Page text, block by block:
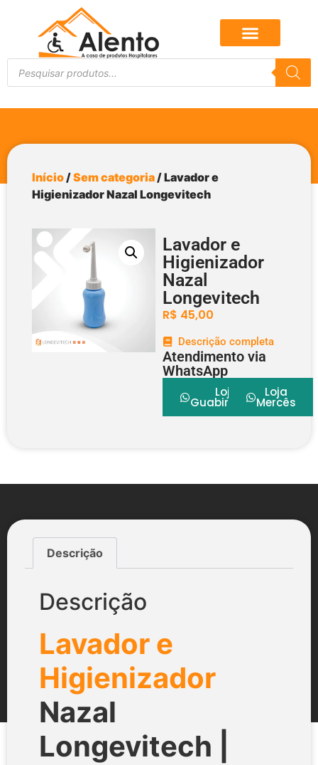
Início/Sem categoria/ Lavador e
Higienizador Nazal Longevitech
Lavador e
Higienizador
Nazal
Longevitech
R$ 45,00
Descrição completa
Atendimento via
WhatsApp
Loja
Guabirotuba
Loja
Mercês
Descrição
Descrição
Lavador e
Higienizador
Nazal
Longevitech |